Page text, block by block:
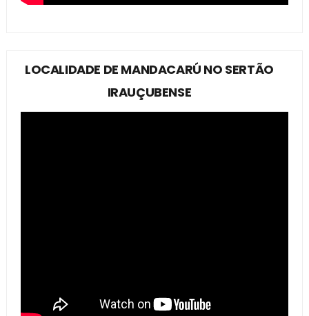
LOCALIDADE DE MANDACARÚ NO SERTÃO
IRAUÇUBENSE